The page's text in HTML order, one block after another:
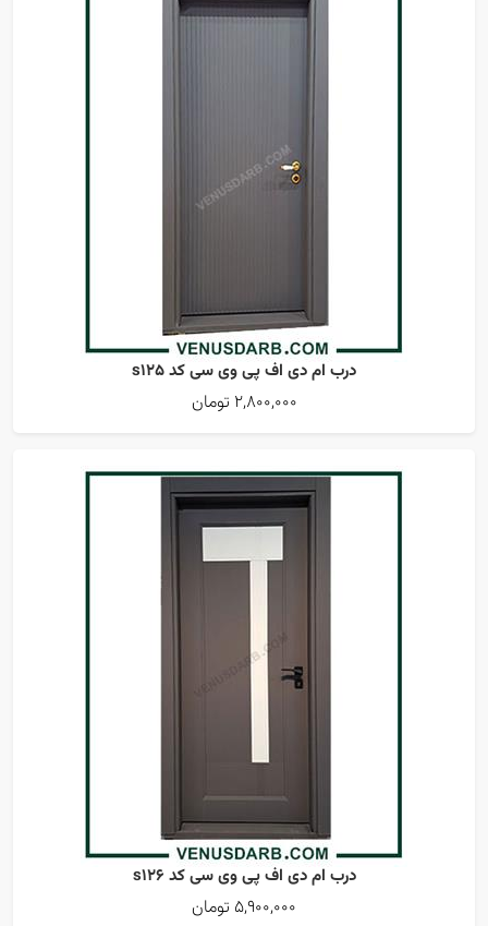
درب ام دی اف پی وی سی کد s125
2,800,000 تومان
درب ام دی اف پی وی سی کد s126
5,900,000 تومان